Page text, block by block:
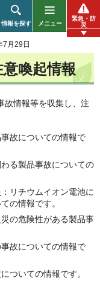
情報を探す メニュー
緊急・防
災
7月29日
喚起情報
故情報等を収集し、注
故についての情報で
わる製品事故についての
：リチウムイオン電池に
の情報です。
災の危険性がある製品事
故についての情報で
ついての情報です。